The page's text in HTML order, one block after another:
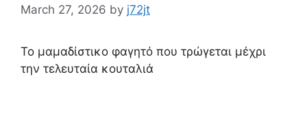
March 27, 2026 by j72jt
Το μαμαδίστικο φαγητό που τρώγεται μέχρι
την τελευταία κουταλιά